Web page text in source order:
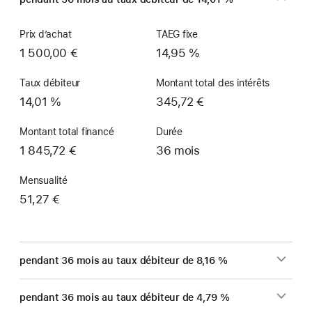
Prix d’achat
1 500,00 €
TAEG fixe
14,95 %
Taux débiteur
14,01 %
Montant total des intérêts
345,72 €
Montant total financé
1 845,72 €
Durée
36 mois
Mensualité
51,27 €
pendant 36 mois au taux débiteur de 8,16 %
pendant 36 mois au taux débiteur de 4,79 %